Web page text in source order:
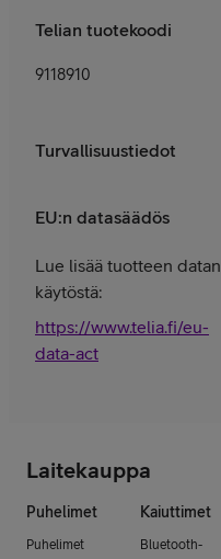
Telian tuotekoodi
9118910
Turvallisuustiedot
EU:n datasäädös
Lue lisää tuotteen datan
käytöstä:
https://www.telia.fi/eu-
data-act
Laitekauppa
Puhelimet
Puhelimet
Kaiuttimet
Bluetooth-